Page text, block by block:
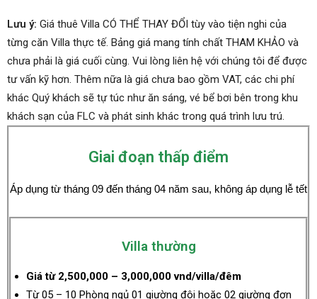
Lưu ý: Giá thuê Villa CÓ THỂ THAY ĐỔI tùy vào tiện nghi của
từng căn Villa thực tế. Bảng giá mang tính chất THAM KHẢO và
chưa phải là giá cuối cùng. Vui lòng liên hệ với chúng tôi để được
tư vấn kỹ hơn. Thêm nữa là giá chưa bao gồm VAT, các chi phí
khác Quý khách sẽ tự túc như ăn sáng, vé bể bơi bên trong khu
khách sạn của FLC và phát sinh khác trong quá trình lưu trú.
Giai đoạn thấp điểm
Áp dụng từ tháng 09 đến tháng 04 năm sau, không áp dụng lễ tết
Villa thường
Giá từ 2,500,000 – 3,000,000 vnd/villa/đêm
Từ 05 – 10 Phòng ngủ 01 giường đôi hoặc 02 giường đơn